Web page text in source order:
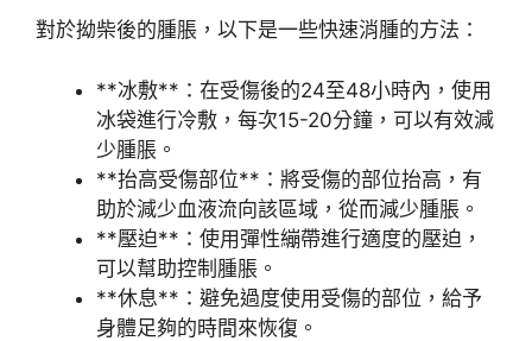
對於拗柴後的腫脹，以下是一些快速消腫的方法：
**冰敷**：在受傷後的24至48小時內，使用
冰袋進行冷敷，每次15-20分鐘，可以有效減
少腫脹。
**抬高受傷部位**：將受傷的部位抬高，有
助於減少血液流向該區域，從而減少腫脹。
**壓迫**：使用彈性繃帶進行適度的壓迫，
可以幫助控制腫脹。
**休息**：避免過度使用受傷的部位，給予
身體足夠的時間來恢復。